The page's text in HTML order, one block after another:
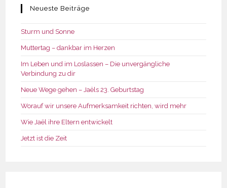
Neueste Beiträge
Sturm und Sonne
Muttertag – dankbar im Herzen
Im Leben und im Loslassen – Die unvergängliche
Verbindung zu dir
Neue Wege gehen – Jaëls 23. Geburtstag
Worauf wir unsere Aufmerksamkeit richten, wird mehr
Wie Jaël ihre Eltern entwickelt
Jetzt ist die Zeit